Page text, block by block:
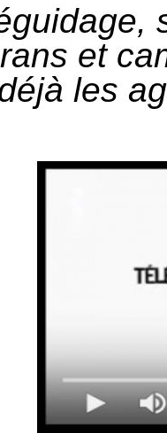
et
les